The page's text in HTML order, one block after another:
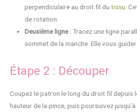
perpendiculaire au droit fil du tissu .
de rotation.
Deuxième ligne :Tracez une ligne
sommet de la manche. Elle vous
Étape 2 : Découper
Coupez le patron le long du droit fil depuis
hauteur de la pince, puis poursuivez